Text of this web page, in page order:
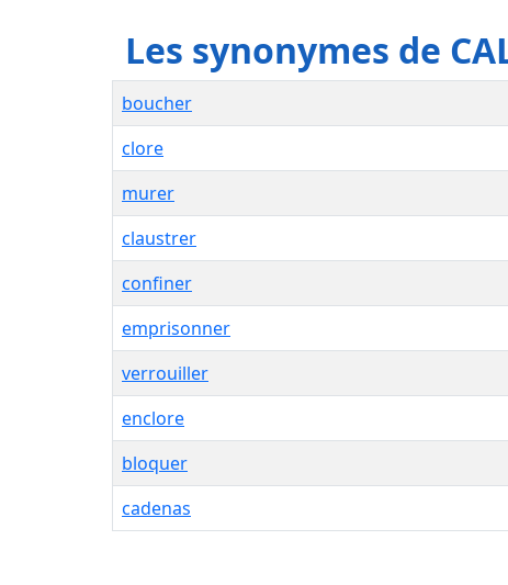
Les synonymes de
boucher
clore
murer
claustrer
confiner
emprisonner
verrouiller
enclore
bloquer
cadenas